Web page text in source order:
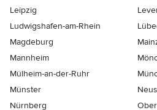
Leipzig
Ludwigshafen-am-Rhein
Magdeburg
Mannheim
Mülheim-an-der-Ruhr
Münster
Nürnberg